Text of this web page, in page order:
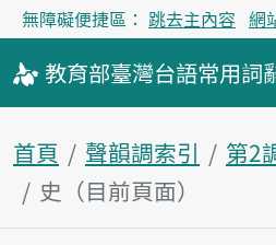
無障礙便捷區： 跳去主內容 網
教育部臺灣台語常用詞
首頁 聲韻調索引 第2
史（目前頁面）